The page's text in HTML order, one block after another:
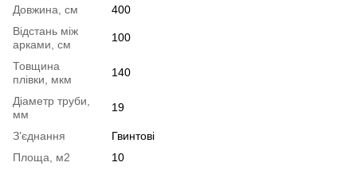
Довжина, см
400
Відстань між
арками, см
100
Товщина
плівки, мкм
140
Діаметр труби,
мм
19
З’єднання
Гвинтові
Площа, м2
10